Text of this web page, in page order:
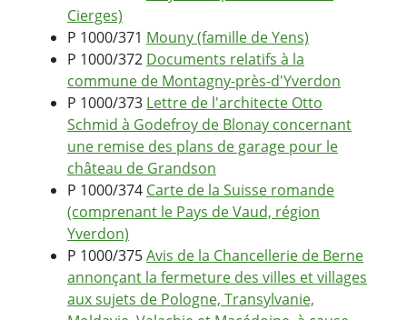
Cierges)
P 1000/371 Mouny (famille de Yens)
P 1000/372 Documents relatifs à la
commune de Montagny-près-d'Yverdon
P 1000/373 Lettre de l'architecte Otto
Schmid à Godefroy de Blonay concernant
une remise des plans de garage pour le
château de Grandson
P 1000/374 Carte de la Suisse romande
(comprenant le Pays de Vaud, région
Yverdon)
P 1000/375Avis de la Chancellerie de Berne
annonçant la fermeture des villes et villages
aux sujets de Pologne, Transylvanie,